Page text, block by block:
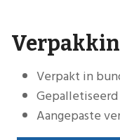
Verpakt in
Aangepaste